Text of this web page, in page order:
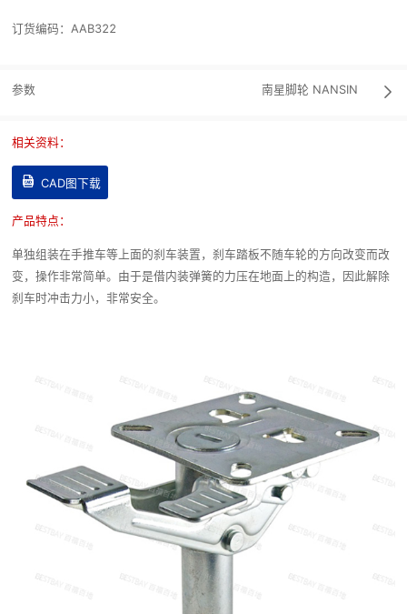
订货编码： AAB322
参数 南星脚轮 NANSIN 
相关资料：
 CAD图下载
产品特点：
单独组装在手推车等上面的刹车装置，刹车踏板不随车轮的方向改变而改
变，操作非常简单。由于是借内装弹簧的力压在地面上的构造，因此解除
刹车时冲击力小，非常安全。